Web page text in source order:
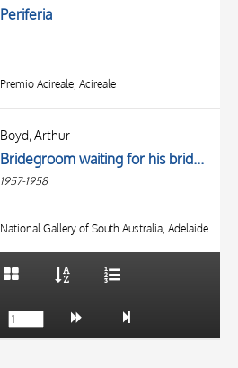
Periferia
Premio Acireale, Acireale
Boyd, Arthur
Bridegroom waiting for his bride to grow up
1957-1958
National Gallery of South Australia, Adelaide
TITOLO
OGGETTO
20 RISULTATI